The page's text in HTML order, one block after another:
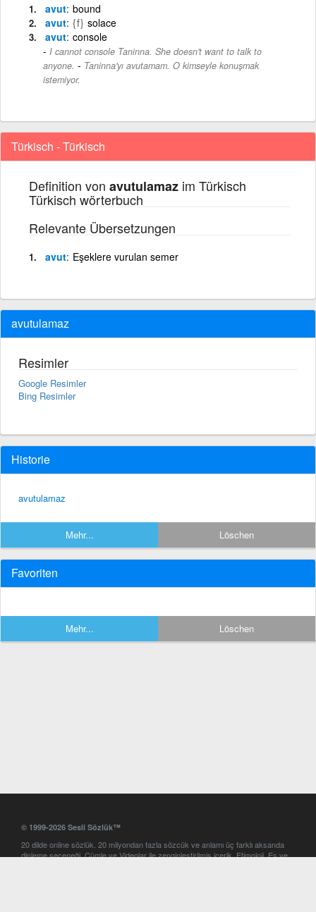
avut bound
avut {f} solace
avut console
I cannot console Taninna. She doesn't want to talk to
anyone. - Taninna'yı avutamam. O kimseyle konuşmak
istemiyor.
Türkisch - Türkisch
Definition von avutulamaz im Türkisch
Türkisch wörterbuch
Relevante Übersetzungen
avut Eşeklere vurulan semer
avutulamaz
Resimler
Google Resimler
Bing Resimler
Historie
avutulamaz
Mehr... Löschen
Favoriten
Mehr... Löschen
© 1999-2026 Sesli Sözlük™
20 dilde online sözlük. 20 milyondan fazla sözcük ve anlamı üç farklı aksanda
dinleme seçeneği. Cümle ve Videolar ile zenginleştirilmiş içerik. Etimoloji, Eş ve